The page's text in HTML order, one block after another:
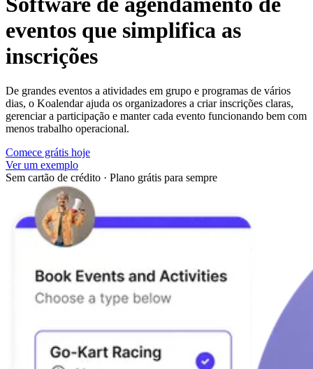
eventos que simplifica as
inscrições
De grandes eventos a atividades em grupo e programas de vários
dias, o Koalendar ajuda os organizadores a criar inscrições claras,
gerenciar a participação e manter cada evento funcionando bem com
menos trabalho operacional.
Comece grátis hoje
Ver um exemplo
Sem cartão de crédito · Plano grátis para sempre